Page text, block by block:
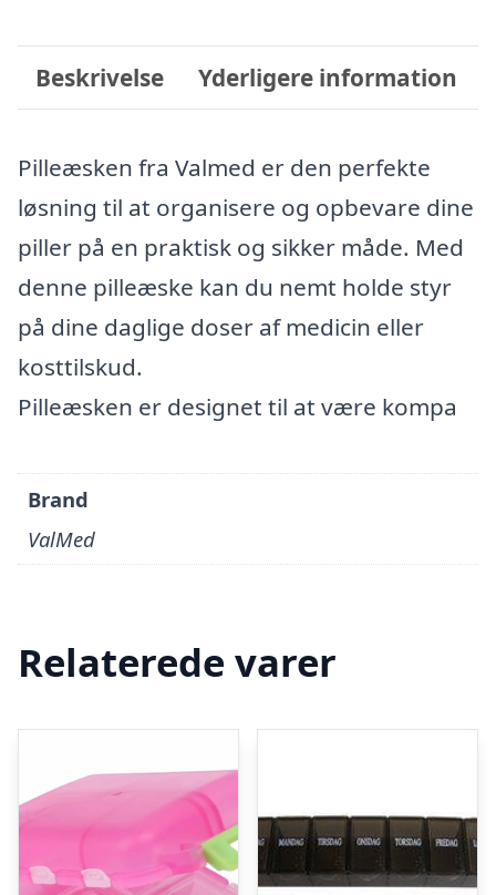
Beskrivelse Yderligere information
Pilleæsken fra Valmed er den perfekte
løsning til at organisere og opbevare dine
piller på en praktisk og sikker måde. Med
denne pilleæske kan du nemt holde styr
på dine daglige doser af medicin eller
kosttilskud.
Pilleæsken er designet til at være kompa
Brand
ValMed
Relaterede varer